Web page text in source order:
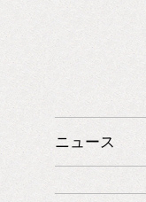
ニュース